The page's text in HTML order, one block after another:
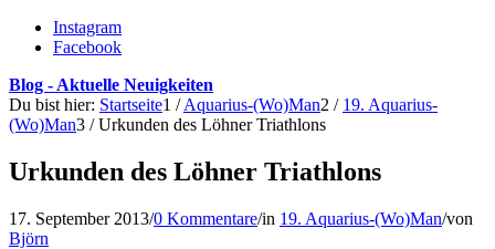
Instagram
Facebook
Blog - Aktuelle Neuigkeiten
Du bist hier: Startseite1 / Aquarius-(Wo)Man2 / 19. Aquarius-
(Wo)Man3 / Urkunden des Löhner Triathlons
Urkunden des Löhner Triathlons
17. September 2013/0 Kommentare/in 19. Aquarius-(Wo)Man/von
Björn